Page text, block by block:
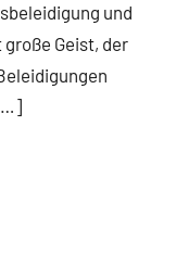
und
Geist, der